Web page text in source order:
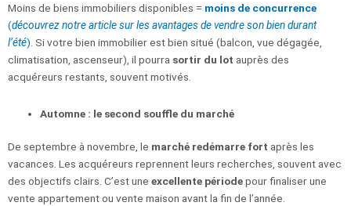
Moins de biens immobiliers disponibles = moins de concurrence
(découvrez notre article sur les avantages de vendre son bien durant
l’été) . Si votre bien immobilier est bien situé (balcon, vue dégagée,
climatisation, ascenseur), il pourra sortir du lot auprès des
acquéreurs restants, souvent motivés.
Automne : le second souffle du marché
De septembre à novembre, le marché redémarre fort après les
vacances. Les acquéreurs reprennent leurs recherches, souvent avec
des objectifs clairs. C’est une excellente périodepour finaliser une
vente appartement ou vente maison avant la fin de l’année.